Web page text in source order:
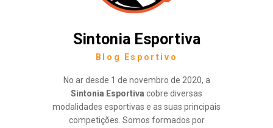
Sintonia Esportiva
Blog Esportivo
No ar desde 1 de novembro de 2020, a
Sintonia Esportiva cobre diversas
modalidades esportivas e as suas principais
competições. Somos formados por